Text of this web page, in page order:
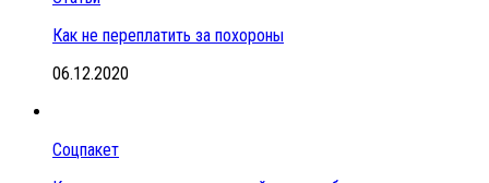
Как не переплатить за похороны
06.12.2020
Соцпакет